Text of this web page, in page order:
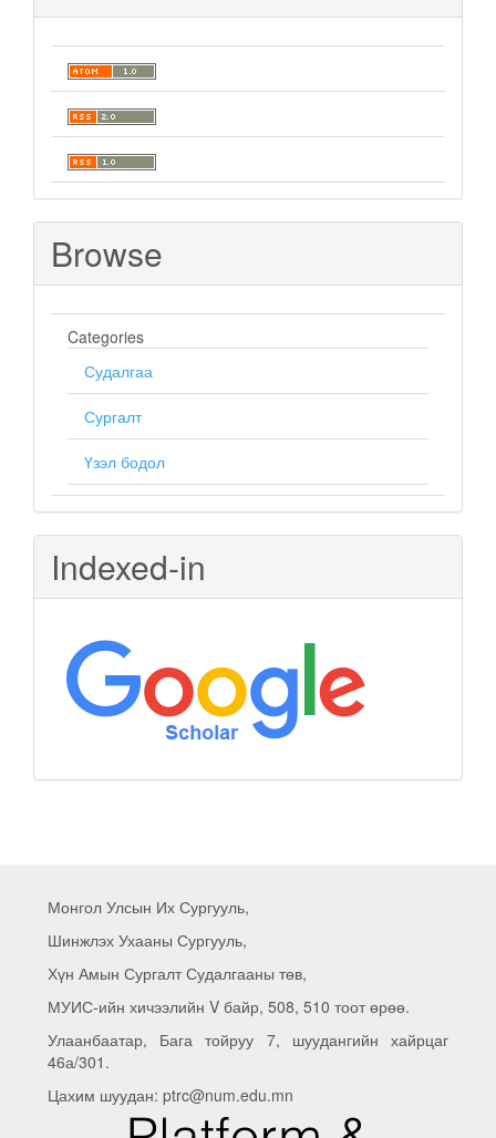
Browse
Categories
Судалгаа
Сургалт
Үзэл бодол
Indexed-in
Монгол Улсын Их Сургууль,
Шинжлэх Ухааны Сургууль,
Хүн Амын Сургалт Судалгааны төв,
МУИС-ийн хичээлийн V байр, 508, 510 тоот өрөө.
Улаанбаатар, Бага тойруу 7, шуудангийн хайрцаг
46а/301.
Цахим шуудан: ptrc@num.edu.mn